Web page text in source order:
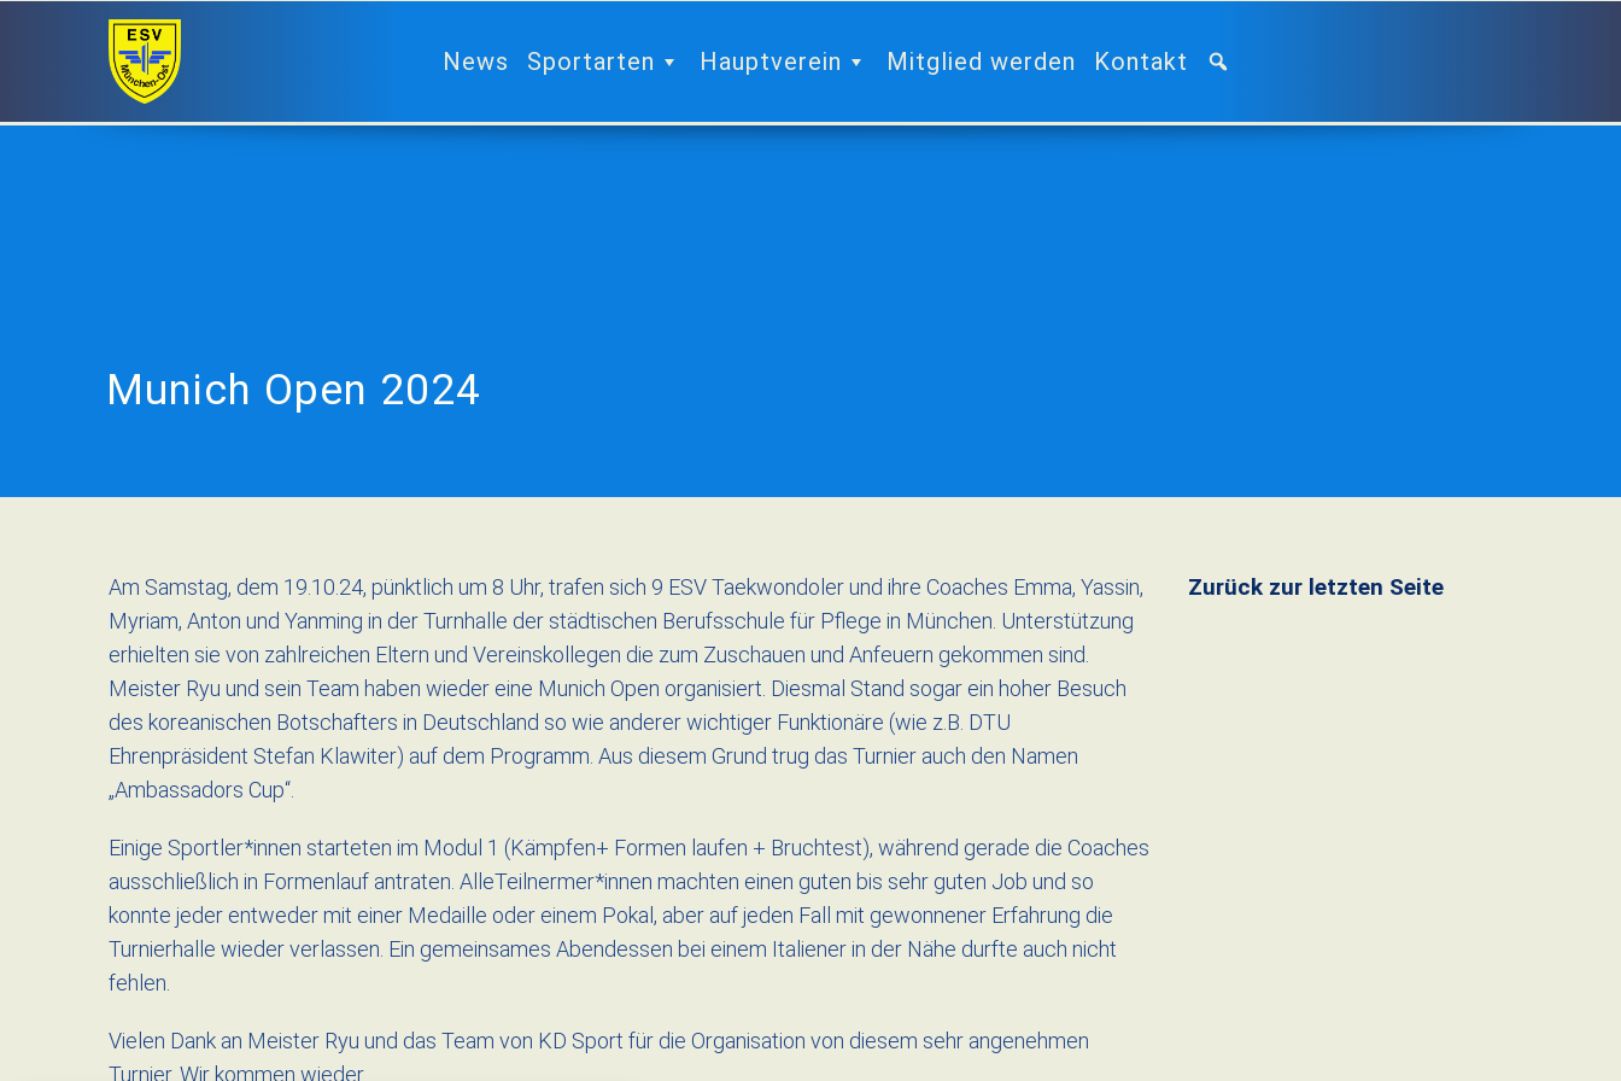
News Sportarten Hauptverein Mitglied werden Kontakt
Munich Open 2024
Am Samstag, dem 19.10.24, pünktlich um 8 Uhr, trafen sich 9 ESV Taekwondoler und ihre Coaches Emma, Yassin,
Myriam, Anton und Yanming in der Turnhalle der städtischen Berufsschule für Pflege in München. Unterstützung
erhielten sie von zahlreichen Eltern und Vereinskollegen die zum Zuschauen und Anfeuern gekommen sind.
Meister Ryu und sein Team haben wieder eine Munich Open organisiert. Diesmal Stand sogar ein hoher Besuch
des koreanischen Botschafters in Deutschland so wie anderer wichtiger Funktionäre (wie z.B. DTU
Ehrenpräsident Stefan Klawiter) auf dem Programm. Aus diesem Grund trug das Turnier auch den Namen
„Ambassadors Cup“.
Einige Sportler*innen starteten im Modul 1 (Kämpfen+ Formen laufen + Bruchtest), während gerade die Coaches
ausschließlich in Formenlauf antraten. AlleTeilnermer*innen machten einen guten bis sehr guten Job und so
konnte jeder entweder mit einer Medaille oder einem Pokal, aber auf jeden Fall mit gewonnener Erfahrung die
Turnierhalle wieder verlassen. Ein gemeinsames Abendessen bei einem Italiener in der Nähe durfte auch nicht
fehlen.
Vielen Dank an Meister Ryu und das Team von KD Sport für die Organisation von diesem sehr angenehmen
Turnier. Wir kommen wieder.
Zurück zur letzten Seite